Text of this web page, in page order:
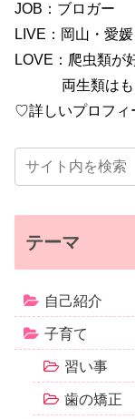
JOB：ブロガー
LIVE：岡山・愛媛
LOVE：爬虫類が
両生類はもっ
♡詳しいプロフィ
テーマ
自己紹介
子育て
習い事
歯の矯正